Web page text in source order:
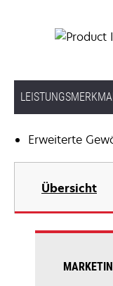
Erweiterte
Übersicht